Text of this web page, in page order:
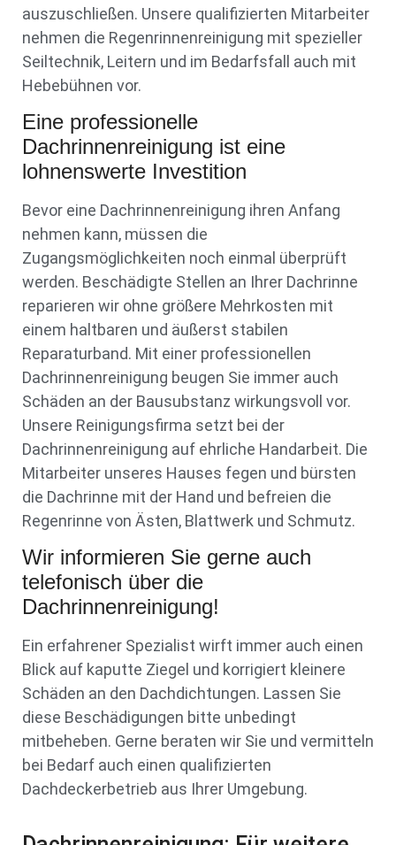
auszuschließen. Unsere qualifizierten Mitarbeiter
nehmen die Regenrinnenreinigung mit spezieller
Seiltechnik, Leitern und im Bedarfsfall auch mit
Hebebühnen vor.
Eine professionelle
Dachrinnenreinigung ist eine
lohnenswerte Investition
Bevor eine Dachrinnenreinigung ihren Anfang
nehmen kann, müssen die
Zugangsmöglichkeiten noch einmal überprüft
werden. Beschädigte Stellen an Ihrer Dachrinne
reparieren wir ohne größere Mehrkosten mit
einem haltbaren und äußerst stabilen
Reparaturband. Mit einer professionellen
Dachrinnenreinigung beugen Sie immer auch
Schäden an der Bausubstanz wirkungsvoll vor.
Unsere Reinigungsfirma setzt bei der
Dachrinnenreinigung auf ehrliche Handarbeit. Die
Mitarbeiter unseres Hauses fegen und bürsten
die Dachrinne mit der Hand und befreien die
Regenrinne von Ästen, Blattwerk und Schmutz.
Wir informieren Sie gerne auch
telefonisch über die
Dachrinnenreinigung!
Ein erfahrener Spezialist wirft immer auch einen
Blick auf kaputte Ziegel und korrigiert kleinere
Schäden an den Dachdichtungen. Lassen Sie
diese Beschädigungen bitte unbedingt
mitbeheben. Gerne beraten wir Sie und vermitteln
bei Bedarf auch einen qualifizierten
Dachdeckerbetrieb aus Ihrer Umgebung.